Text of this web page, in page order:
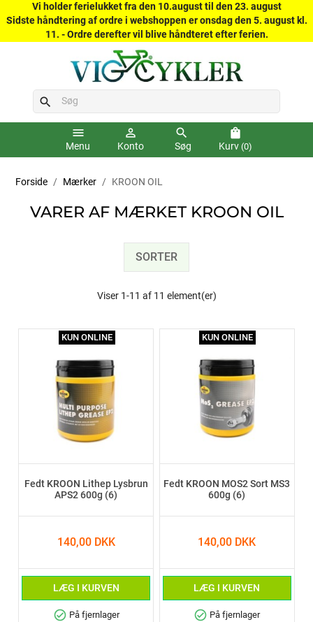
Vi holder ferielukket fra den 10.august til den 23. august
Sidste håndtering af ordre i webshoppen er onsdag den 5. august kl.
11. - Ordre derefter vil blive håndteret efter ferien.
search
menu
Menu
person_outline
Konto
search
Søg
shopping_bag
Kurv (0)
Forside Mærker KROON OIL
VARER AF MÆRKET KROON OIL
SORTER
Viser 1-11 af 11 element(er)
Fedt KROON Lithep Lysbrun
APS2 600g (6)
140,00 DKK
LÆG I KURVEN
check_circle På fjernlager
KUN ONLINE
Fedt KROON MOS2 Sort MS3
600g (6)
140,00 DKK
LÆG I KURVEN
check_circle På fjernlager
KUN ONLINE